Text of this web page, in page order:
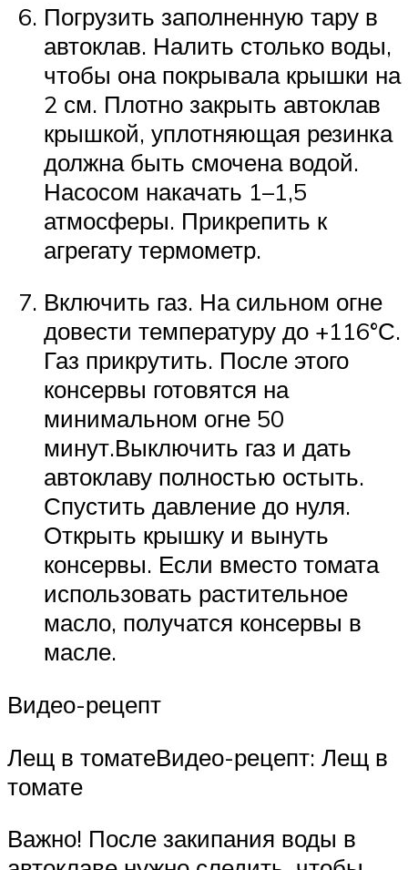
Погрузить заполненную тару в
автоклав. Налить столько воды,
чтобы она покрывала крышки на
2 см. Плотно закрыть автоклав
крышкой, уплотняющая резинка
должна быть смочена водой.
Насосом накачать 1–1,5
атмосферы. Прикрепить к
агрегату термометр.
Включить газ. На сильном огне
довести температуру до +116°С.
Газ прикрутить. После этого
консервы готовятся на
минимальном огне 50
минут.Выключить газ и дать
автоклаву полностью остыть.
Спустить давление до нуля.
Открыть крышку и вынуть
консервы. Если вместо томата
использовать растительное
масло, получатся консервы в
масле.
Видео-рецепт
Лещ в томатеВидео-рецепт: Лещ в
томате
Важно! После закипания воды в